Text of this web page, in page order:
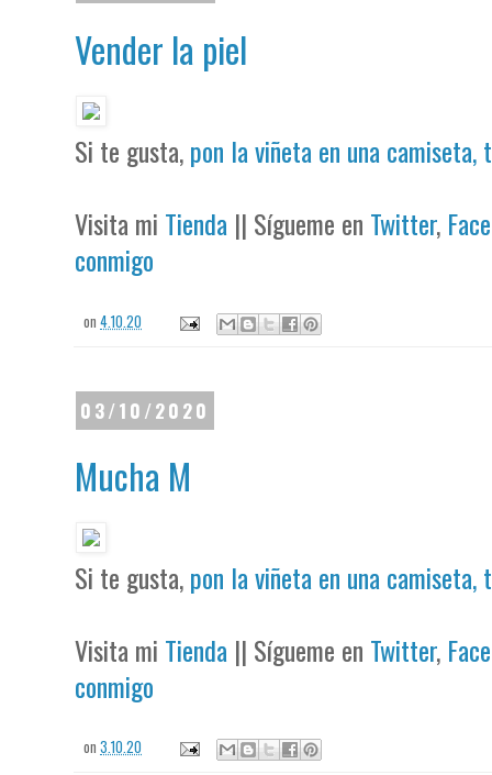
Vender la piel
Si te gusta,pon la viñeta en una camiseta,
Visita mi Tienda || Sígueme en Twitter,
conmigo
on4.10.20
03/10/2020
Mucha M
Si te gusta,pon la viñeta en una camiseta,
Visita mi Tienda || Sígueme en Twitter,
conmigo
on3.10.20